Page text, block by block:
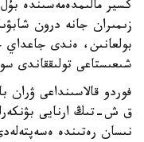
كسير مالىمدەمەسىندە
زىمىران جانە درون
بولعانىن، ەندى
شىعىستاعى تولىققاندى
فوردو قالاسىنداعى ۋران
ق ش-تىڭ ارنايى
نىسان رەتىندە